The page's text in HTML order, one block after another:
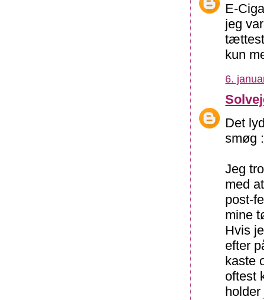
E-
jeg
kun
6.
Det
smøg
Jeg
med
post-
mine
Hvis
efter
kaste
oftest